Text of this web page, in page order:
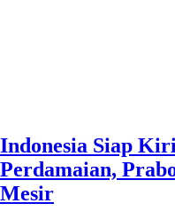
Indonesia Siap
Perdamaian,
Mesir